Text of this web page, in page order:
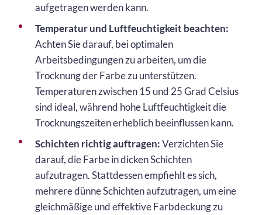
aufgetragen werden kann.
Temperatur und Luftfeuchtigkeit beachten:
Achten Sie darauf, bei optimalen
Arbeitsbedingungen zu arbeiten, um die
Trocknung der Farbe zu unterstützen.
Temperaturen zwischen 15 und 25 Grad Celsius
sind ideal, während hohe Luftfeuchtigkeit die
Trocknungszeiten erheblich beeinflussen kann.
Schichten richtig auftragen:Verzichten Sie
darauf, die Farbe in dicken Schichten
aufzutragen. Stattdessen empfiehlt es sich,
mehrere dünne Schichten aufzutragen, um eine
gleichmäßige und effektive Farbdeckung zu